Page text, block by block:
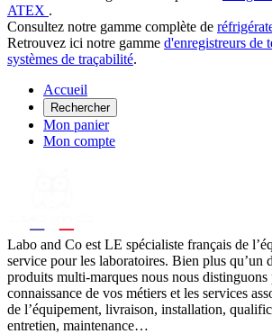
ATEX .
Consultez notre gamme complète de
Retrouvez ici notre gamme d'enregistreurs de
systèmes de traçabilité.
Accueil
Rechercher
Mon panier
Mon compte
Labo and Co est LE spécialiste français de
service pour les laboratoires. Bien plus qu’un
produits multi-marques nous nous distinguons
connaissance de vos métiers et les services
de l’équipement, livraison, installation,
entretien, maintenance…